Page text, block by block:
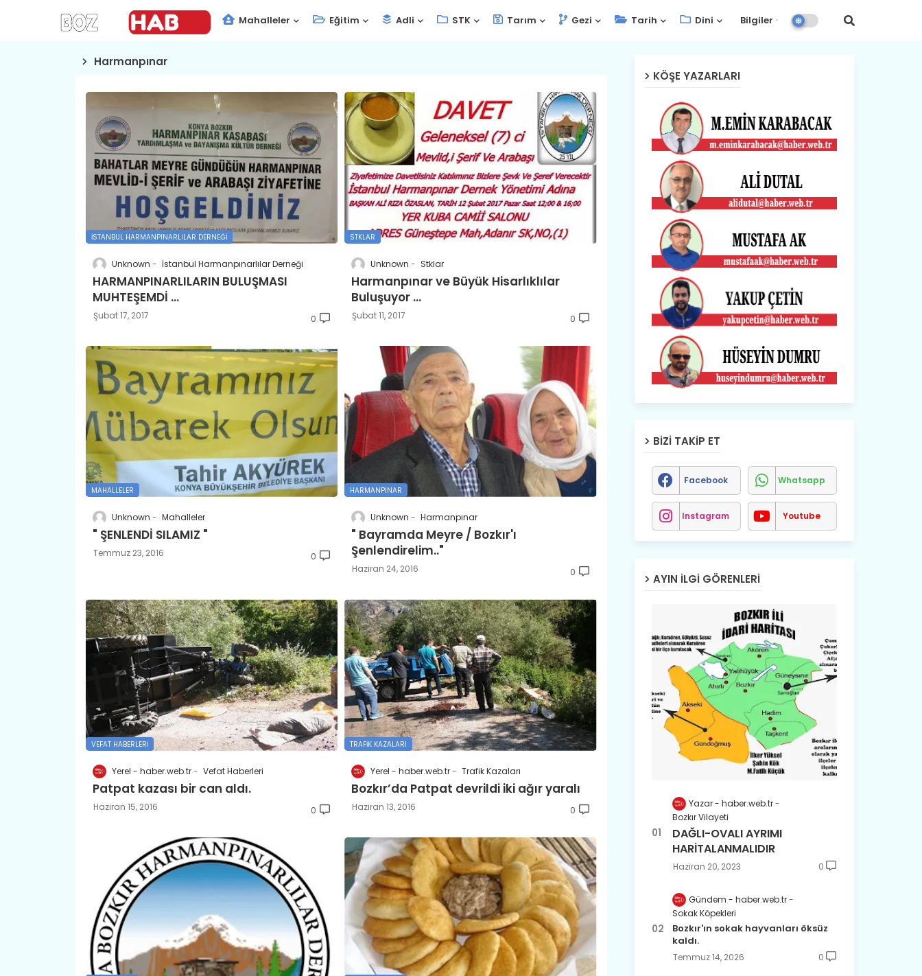
Mahalleler Eğitim Adli STK Tarım Gezi Tarih Dini Bilgiler
Harmanpınar
İSTANBUL HARMANPINARLILAR DERNEĞI
Unknown İstanbul Harmanpınarlılar Derneği
HARMANPINARLILARIN BULUŞMASI
MUHTEŞEMDİ ...
Şubat 17, 2017 0
STKLAR
Unknown Stklar
Harmanpınar ve Büyük Hisarlıklılar
Buluşuyor ...
Şubat 11, 2017 0
MAHALLELER
Unknown Mahalleler
" ŞENLENDİ SILAMIZ "
Temmuz 23, 2016 0
HARMANPINAR
Unknown Harmanpınar
" Bayramda Meyre / Bozkır'ı
Şenlendirelim.."
Haziran 24, 2016 0
VEFAT HABERLERI
Yerel - haber.web.tr Vefat Haberleri
Patpat kazası bir can aldı.
Haziran 15, 2016 0
TRAFIK KAZALARI
Yerel - haber.web.tr Trafik Kazaları
Bozkır’da Patpat devrildi iki ağır yaralı
Haziran 13, 2016 0
KÖŞE YAZARLARI
BIZI TAKIP ET
Facebook Whatsapp
Instagram Youtube
AYIN İLGI GÖRENLERI
Yazar - haber.web.tr
Bozkır Vilayeti
DAĞLI-OVALI AYRIMI
HARİTALANMALIDIR
Haziran 20, 2023 0
Gündem - haber.web.tr
Sokak Köpekleri
Bozkır'ın sokak hayvanları öksüz
kaldı.
Temmuz 14, 2026 0